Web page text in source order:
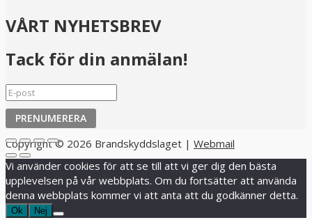
VÅRT NYHETSBREV
Tack för din anmälan!
PRENUMERERA
Copyright © 2026 Brandskyddslaget | Webmail
Vi använder cookies för att se till att vi ger dig den bästa
upplevelsen på vår webbplats. Om du fortsätter att använda
denna webbplats kommer vi att anta att du godkänner detta.
Ok Nej